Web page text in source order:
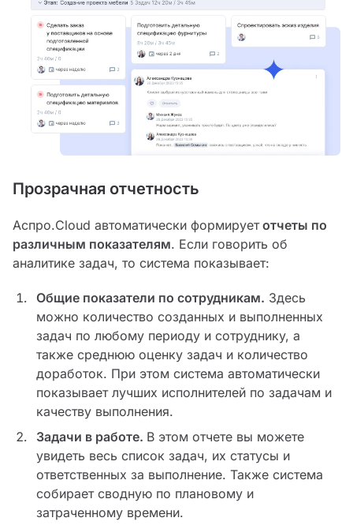
Прозрачная отчетность
Аспро.Cloud автоматически формируетотчеты по
различным показателям. Если говорить об
аналитике задач, то система показывает:
Общие показатели по сотрудникам. Здесь
можно количество созданных и выполненных
задач по любому периоду и сотруднику, а
также среднюю оценку задач и количество
доработок. При этом система автоматически
показывает лучших исполнителей по задачам и
качеству выполнения.
Задачи в работе. В этом отчете вы можете
увидеть весь список задач, их статусы и
ответственных за выполнение. Также система
собирает сводную по плановому и
затраченному времени.